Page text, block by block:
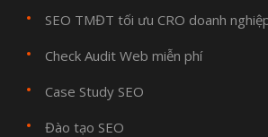
SEO TMĐT tối ưu CRO doanh
Check Audit Web miễn phí
Case Study SEO
Đào tạo SEO